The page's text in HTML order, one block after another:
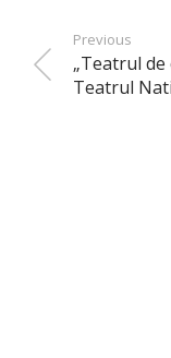
Previous
„Teatrul de
Teatrul